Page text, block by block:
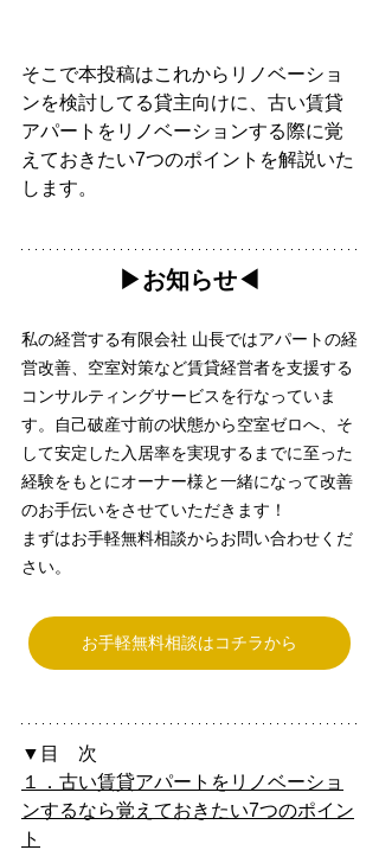
そこで本投稿はこれからリノベーショ
ンを検討してる貸主向けに、古い賃貸
アパートをリノベーションする際に覚
えておきたい7つのポイントを解説いた
します。
▶︎お知らせ◀︎
私の経営する有限会社 山長ではアパートの経
営改善、空室対策など賃貸経営者を支援する
コンサルティングサービスを行なっていま
す。自己破産寸前の状態から空室ゼロへ、そ
して安定した入居率を実現するまでに至った
経験をもとにオーナー様と一緒になって改善
のお手伝いをさせていただきます！
まずはお手軽無料相談からお問い合わせくだ
さい。
お手軽無料相談はコチラから
▼目　次
１．古い賃貸アパートをリノベーショ
ンするなら覚えておきたい7つのポイン
ト